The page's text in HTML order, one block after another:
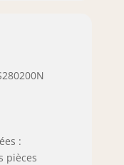
:
pièces